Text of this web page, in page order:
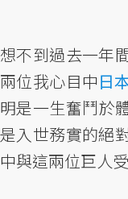
想不到過去一年
兩位我心目中日
明是一生奮鬥於
是入世務實的絕
中與這兩位巨人